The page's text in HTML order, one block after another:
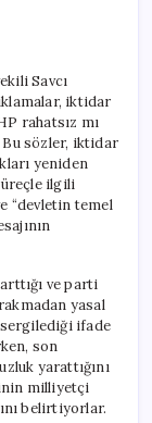
Canlandırdı:
“MHP’nin
Tepkisi
Farketmez”
Savcı
iktidar
rahatsız mı
sözler, iktidar
yeniden
ilgili
“devletin temel
ve parti
yasal
sergilediği ifade
son
yarattığını
milliyetçi
belirtiyorlar.